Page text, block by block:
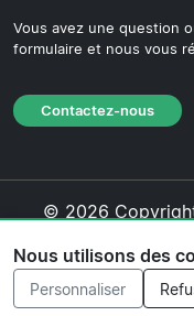
Vous avez une question
formulaire et nous vous
Contactez-nous
© 2026
Politique de
Nous utilisons des
Personnaliser